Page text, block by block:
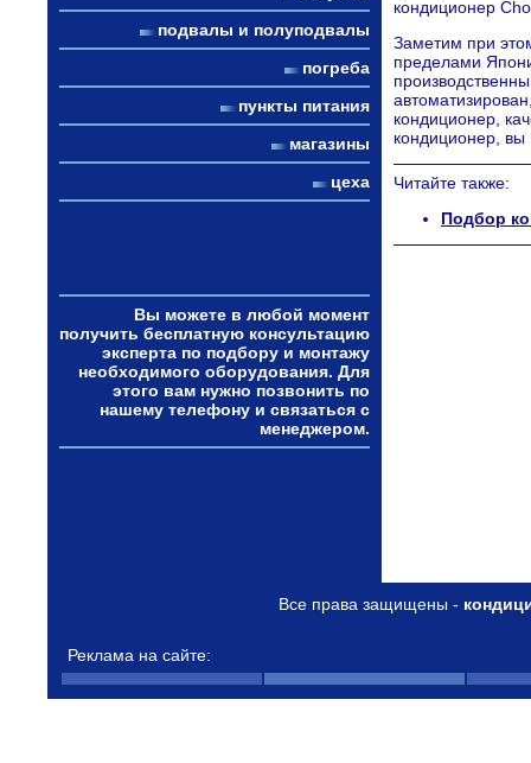
подвалы и полуподвалы
погреба
пункты питания
магазины
цеха
Вы можете в любой момент
получить бесплатную консультацию
эксперта по подбору и монтажу
необходимого оборудования. Для
этого вам нужно позвонить по
нашему телефону и связаться с
менеджером.
кондиционер
Заметим при
пределами
кондиционер,
кондиционер, вы
Читайте также:
Подбор
Все права защищены -
Реклама на сайте: